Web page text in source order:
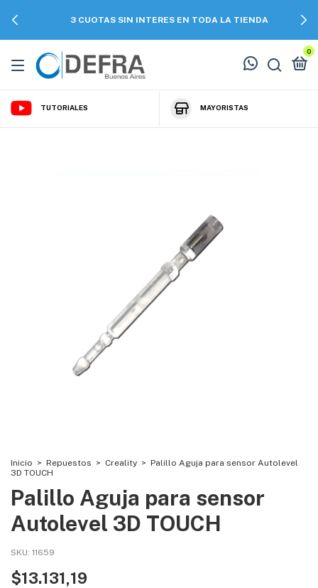
3 CUOTAS SIN INTERES EN TODA LA TIENDA
0
TUTORIALES MAYORISTAS
Inicio > Repuestos > Creality > Palillo Aguja para sensor Autolevel
3D TOUCH
Palillo Aguja para sensor
Autolevel 3D TOUCH
SKU: 11659
$13.131,19